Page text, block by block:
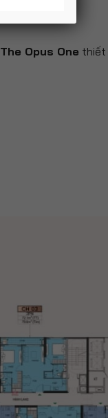
The Opus One thiết